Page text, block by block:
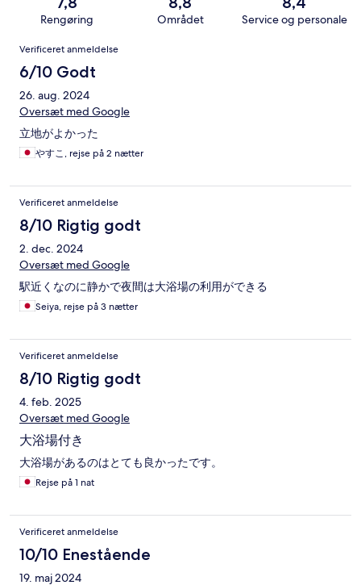
Rengøring Området Service og personale
Anmeldelser
Verificeret anmeldelse
6/10 Godt
26. aug. 2024
Oversæt med Google
立地がよかった
やすこ, rejse på 2 nætter
Verificeret anmeldelse
8/10 Rigtig godt
2. dec. 2024
Oversæt med Google
駅近くなのに静かで夜間は大浴場の利用ができる
Seiya, rejse på 3 nætter
Verificeret anmeldelse
8/10 Rigtig godt
4. feb. 2025
Oversæt med Google
大浴場付き
大浴場があるのはとても良かったです。
Rejse på 1 nat
Verificeret anmeldelse
10/10 Enestående
19. maj 2024